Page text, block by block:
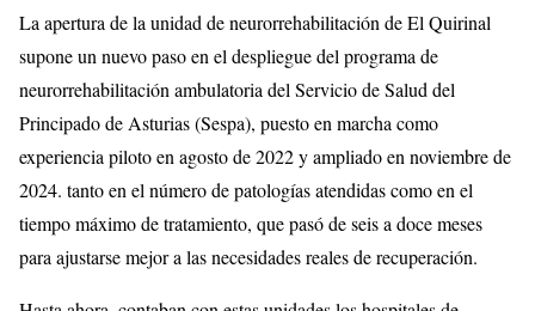
La apertura de la unidad de neurorrehabilitación de El Quirinal
supone un nuevo paso en el despliegue del programa de
neurorrehabilitación ambulatoria del Servicio de Salud del
Principado de Asturias (Sespa), puesto en marcha como
experiencia piloto en agosto de 2022 y ampliado en noviembre de
2024. tanto en el número de patologías atendidas como en el
tiempo máximo de tratamiento, que pasó de seis a doce meses
para ajustarse mejor a las necesidades reales de recuperación.